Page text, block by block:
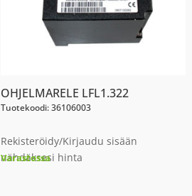
OHJELMARELE LFL1.322
Tuotekoodi: 36106003
Rekisteröidy/Kirjaudu sisään
nähdäksesi hinta
Varastossa